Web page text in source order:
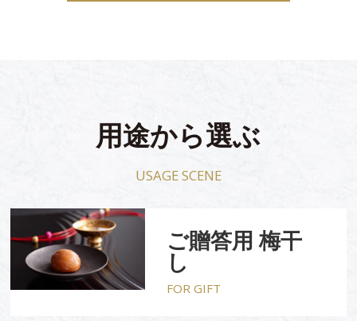
用途から選ぶ
USAGE SCENE
ご贈答用 梅干
し
FOR GIFT